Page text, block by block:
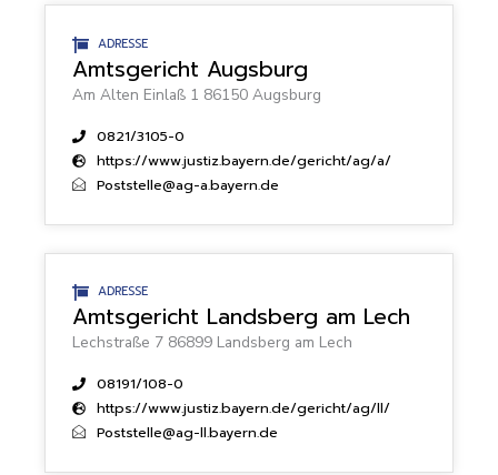
ADRESSE
Amtsgericht Augsburg
Am Alten Einlaß 1 86150 Augsburg
0821/3105-0
https://www.justiz.bayern.de/gericht/ag/a/
Poststelle@ag-a.bayern.de
ADRESSE
Amtsgericht Landsberg am Lech
Lechstraße 7 86899 Landsberg am Lech
08191/108-0
https://www.justiz.bayern.de/gericht/ag/ll/
Poststelle@ag-ll.bayern.de